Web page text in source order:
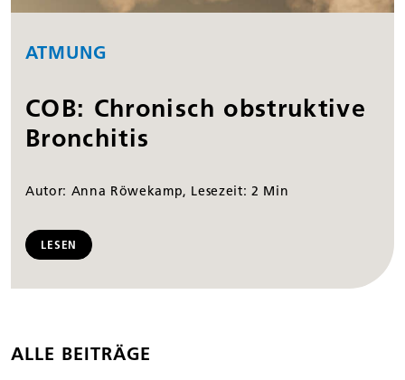
ATMUNG
COB: Chronisch obstruktive
Bronchitis
Autor: Anna Röwekamp, Lesezeit: 2 Min
LESEN
ALLE BEITRÄGE